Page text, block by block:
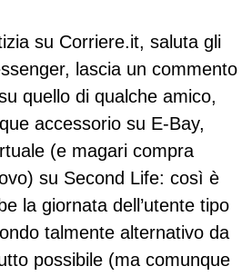
su Corriere.it, saluta gli
lascia un commento
quello di qualche amico,
accessorio su E-Bay,
(e magari compra
su Second Life: così è
la giornata dell’utente tipo
talmente alternativo da
possibile (ma comunque